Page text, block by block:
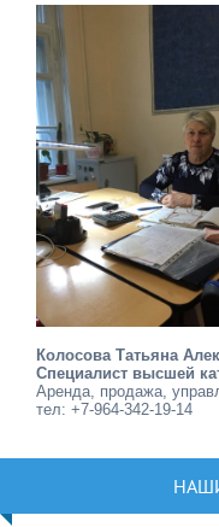
Колосова Татьяна
Специалист высшей
Аренда, продажа,
тел: +7-964-342-19-14